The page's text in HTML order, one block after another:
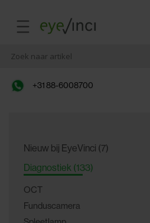
+31 88-6008700
Nieuw bij EyeVinci (7)
Diagnostiek (133)
OCT
Funduscamera